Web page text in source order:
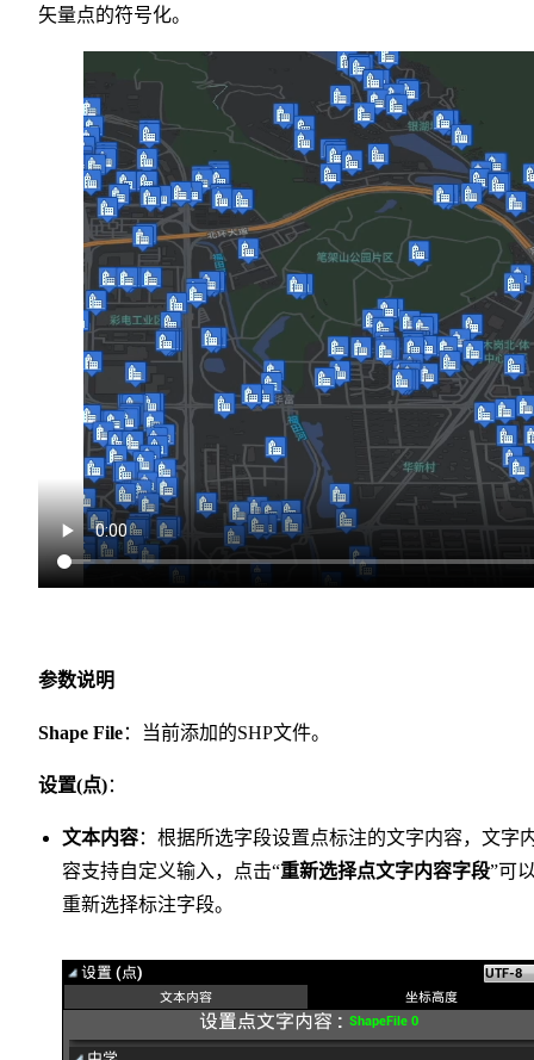
矢量点的符号化。
参数说明
Shape File：当前添加的SHP文件。
设置(点)：
文本内容：根据所选字段设置点标注的文字内容，文字
容支持自定义输入，点击“重新选择点文字内容字段”可
重新选择标注字段。